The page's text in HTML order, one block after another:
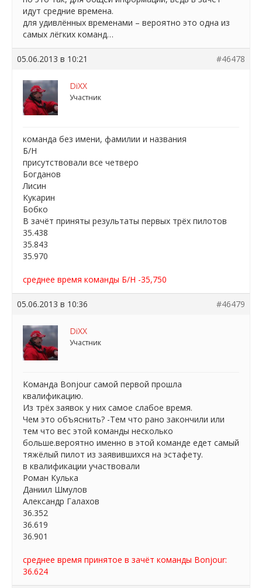
идут средние времена.
для удивлённых временами – вероятно это одна из
самых лёгких команд…
05.06.2013 в 10:21 #46478
DiXX
Участник
команда без имени, фамилии и названия
Б/Н
присутствовали все четверо
Богданов
Лисин
Кукарин
Бобко
В зачёт приняты результаты первых трёх пилотов
35.438
35.843
35.970
среднее время команды Б/Н -35,750
05.06.2013 в 10:36 #46479
DiXX
Участник
Команда Bonjour самой первой прошла
квалификацию.
Из трёх заявок у них самое слабое время.
Чем это объяснить? -Тем что рано закончили или
тем что вес этой команды несколько
больше.вероятно именно в этой команде едет самый
тяжёлый пилот из заявившихся на эстафету.
в квалификации участвовали
Роман Кулька
Даниил Шмулов
Александр Галахов
36.352
36.619
36.901
среднее время принятое в зачёт команды Bonjour:
36.624